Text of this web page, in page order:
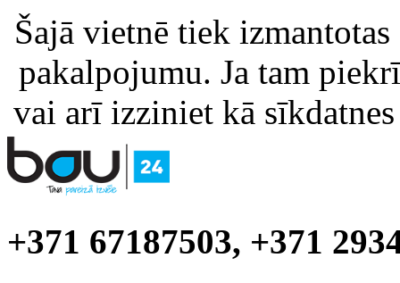
Šajā vietnē tiek
pakalpojumu. Ja tam
vai arī izziniet kā
+371 67187503, +371